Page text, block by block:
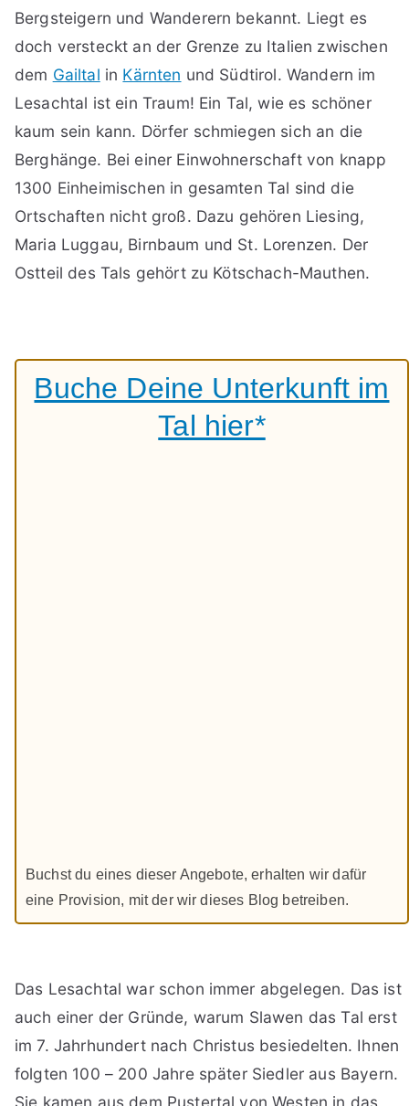
Bergsteigern und Wanderern bekannt. Liegt es
doch versteckt an der Grenze zu Italien zwischen
dem Gailtal in Kärnten und Südtirol. Wandern im
Lesachtal ist ein Traum! Ein Tal, wie es schöner
kaum sein kann. Dörfer schmiegen sich an die
Berghänge. Bei einer Einwohnerschaft von knapp
1300 Einheimischen in gesamten Tal sind die
Ortschaften nicht groß. Dazu gehören Liesing,
Maria Luggau, Birnbaum und St. Lorenzen. Der
Ostteil des Tals gehört zu Kötschach-Mauthen.
Buche Deine Unterkunft im
Tal hier*
Buchst du eines dieser Angebote, erhalten wir dafür
eine Provision, mit der wir dieses Blog betreiben.
Das Lesachtal war schon immer abgelegen. Das ist
auch einer der Gründe, warum Slawen das Tal erst
im 7. Jahrhundert nach Christus besiedelten. Ihnen
folgten 100 – 200 Jahre später Siedler aus Bayern.
Sie kamen aus dem Pustertal von Westen in das